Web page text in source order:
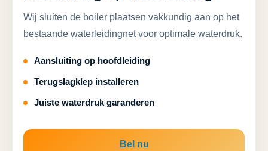
Wij sluiten de boiler plaatsen vakkundig aan op het
bestaande waterleidingnet voor optimale waterdruk.
Aansluiting op hoofdleiding
Terugslagklep installeren
Juiste waterdruk garanderen
Bel nu